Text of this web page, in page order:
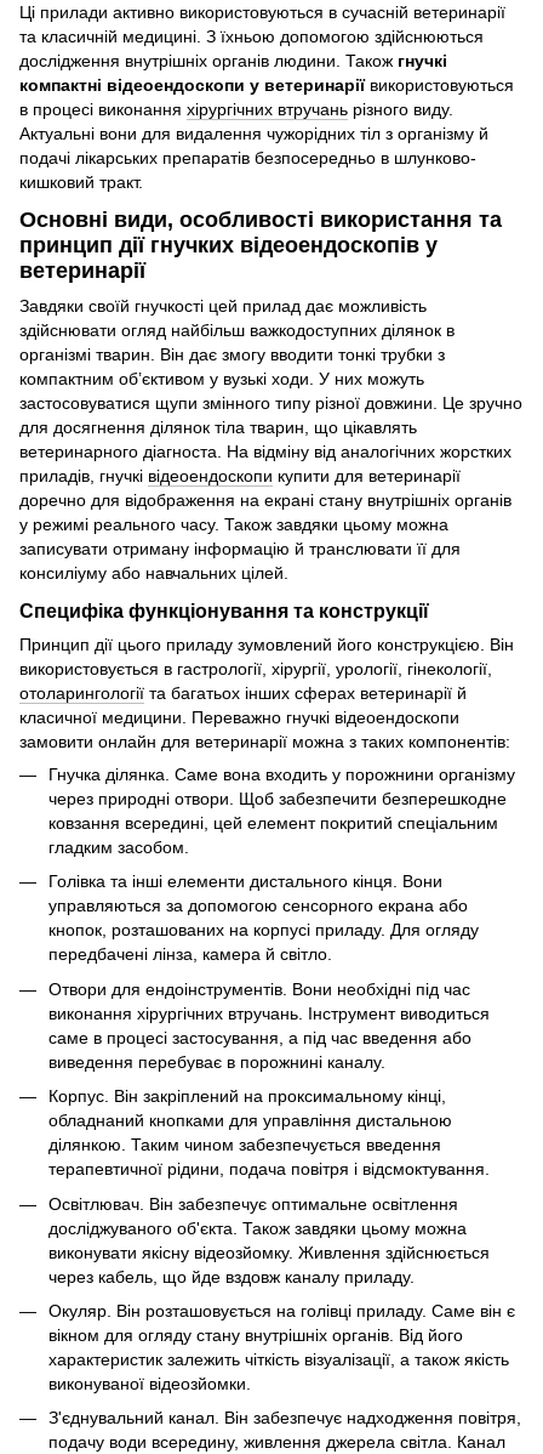
Ці прилади активно використовуються в сучасній ветеринарії
та класичній медицині. З їхньою допомогою здійснюються
дослідження внутрішніх органів людини. Також гнучкі
компактні відеоендоскопи у ветеринаріївикористовуються
в процесі виконання хірургічних втручань різного виду.
Актуальні вони для видалення чужорідних тіл з організму й
подачі лікарських препаратів безпосередньо в шлунково-
кишковий тракт.
Основні види, особливості використання та
принцип дії гнучких відеоендоскопів у
ветеринарії
Завдяки своїй гнучкості цей прилад дає можливість
здійснювати огляд найбільш важкодоступних ділянок в
організмі тварин. Він дає змогу вводити тонкі трубки з
компактним об’єктивом у вузькі ходи. У них можуть
застосовуватися щупи змінного типу різної довжини. Це зручно
для досягнення ділянок тіла тварин, що цікавлять
ветеринарного діагноста. На відміну від аналогічних жорстких
приладів, гнучкі відеоендоскопи купити для ветеринарії
доречно для відображення на екрані стану внутрішніх органів
у режимі реального часу. Також завдяки цьому можна
записувати отриману інформацію й транслювати її для
консиліуму або навчальних цілей.
Специфіка функціонування та конструкції
Принцип дії цього приладу зумовлений його конструкцією. Він
використовується в гастрології, хірургії, урології, гінекології,
отоларингології та багатьох інших сферах ветеринарії й
класичної медицини. Переважно гнучкі відеоендоскопи
замовити онлайн для ветеринарії можна з таких компонентів:
Гнучка ділянка. Саме вона входить у порожнини організму
через природні отвори. Щоб забезпечити безперешкодне
ковзання всередині, цей елемент покритий спеціальним
гладким засобом.
Голівка та інші елементи дистального кінця. Вони
управляються за допомогою сенсорного екрана або
кнопок, розташованих на корпусі приладу. Для огляду
передбачені лінза, камера й світло.
Отвори для ендоінструментів. Вони необхідні під час
виконання хірургічних втручань. Інструмент виводиться
саме в процесі застосування, а під час введення або
виведення перебуває в порожнині каналу.
Корпус. Він закріплений на проксимальному кінці,
обладнаний кнопками для управління дистальною
ділянкою. Таким чином забезпечується введення
терапевтичної рідини, подача повітря і відсмоктування.
Освітлювач. Він забезпечує оптимальне освітлення
досліджуваного об'єкта. Також завдяки цьому можна
виконувати якісну відеозйомку. Живлення здійснюється
через кабель, що йде вздовж каналу приладу.
Окуляр. Він розташовується на голівці приладу. Саме він є
вікном для огляду стану внутрішніх органів. Від його
характеристик залежить чіткість візуалізації, а також якість
виконуваної відеозйомки.
З'єднувальний канал. Він забезпечує надходження повітря,
подачу води всередину, живлення джерела світла. Канал